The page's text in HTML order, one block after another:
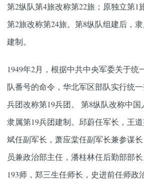
第2纵队第4旅改称第22旅；原独立第1
第2旅改称第24旅。第8纵队组建后，
建制。
1949年2月，根据中共中央军委关于统
队番号的命令，华北军区部队实行统
兵团改称第19兵团。 第8纵队改称中国人民解放军第65军，
隶属第19兵团建制。邱蔚任军长，王
斌任副军长，萧应棠任副军长兼参谋
员兼政治部主任，潘桂林任后勤部部
193师，郑三生任师长，史进前任师政